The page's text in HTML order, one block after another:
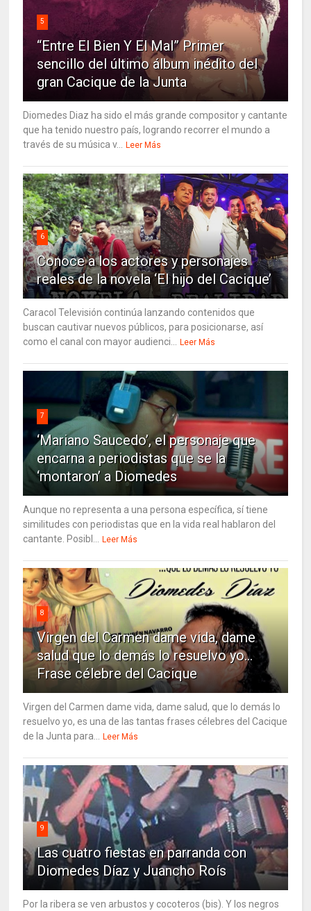
5
“Entre El Bien Y El Mal” Primer
sencillo del último álbum inédito del
gran Cacique de la Junta
Diomedes Diaz ha sido el más grande compositor y cantante
que ha tenido nuestro país, logrando recorrer el mundo a
través de su música v... Leer Más
6
Conoce a los actores y personajes
reales de la novela ‘El hijo del Cacique’
Caracol Televisión continúa lanzando contenidos que
buscan cautivar nuevos públicos, para posicionarse, así
como el canal con mayor audienci... Leer Más
7
‘Mariano Saucedo’, el personaje que
encarna a periodistas que se la
‘montaron’ a Diomedes
Aunque no representa a una persona específica, sí tiene
similitudes con periodistas que en la vida real hablaron del
cantante. Posibl... Leer Más
8
Virgen del Carmen dame vida, dame
salud que lo demás lo resuelvo yo…
Frase célebre del Cacique
Virgen del Carmen dame vida, dame salud, que lo demás lo
resuelvo yo, es una de las tantas frases célebres del Cacique
de la Junta para... Leer Más
9
Las cuatro fiestas en parranda con
Diomedes Díaz y Juancho Roís
Por la ribera se ven arbustos y cocoteros (bis). Y los negros